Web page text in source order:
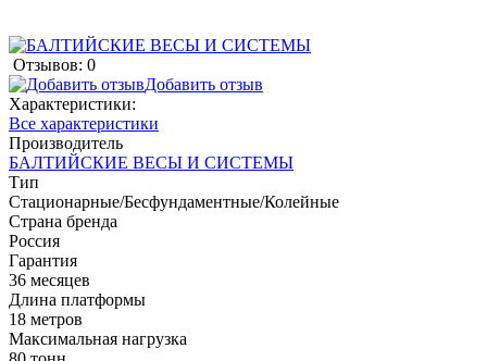
Отзывов: 0
Добавить отзыв
Характеристики:
Все характеристики
Производитель
БАЛТИЙСКИЕ ВЕСЫ И СИСТЕМЫ
Тип
Стационарные/Бесфундаментные/Колейные
Страна бренда
Россия
Гарантия
36 месяцев
Длина платформы
18 метров
Максимальная нагрузка